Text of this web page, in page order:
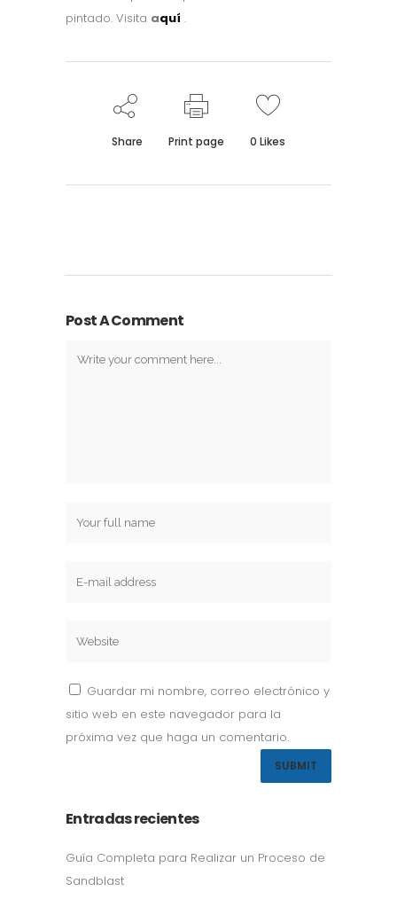
pintado. Visita aquí .
Share Print page 0 Likes
Post A Comment
Guardar mi nombre, correo electrónico y
sitio web en este navegador para la
próxima vez que haga un comentario.
Entradas recientes
Guía Completa para Realizar un Proceso de
Sandblast